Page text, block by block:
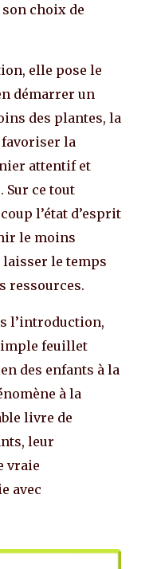
choix de
elle pose le
démarrer un
des plantes, la
favoriser la
attentif et
Sur ce tout
l’état d’esprit
le moins
le temps
ressources.
l’introduction,
feuillet
des enfants à la
à la
livre de
leur
vraie
avec